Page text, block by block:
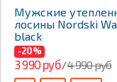
Мужские
лосины Nordski
black
-20%
3 990 руб/4 990 руб